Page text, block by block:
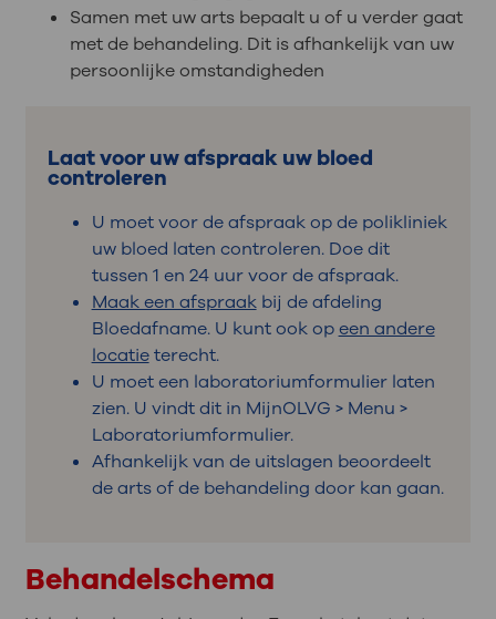
Samen met uw arts bepaalt u of u verder gaat
met de behandeling. Dit is afhankelijk van uw
persoonlijke omstandigheden
Laat voor uw afspraak uw bloed
controleren
U moet voor de afspraak op de polikliniek
uw bloed laten controleren. Doe dit
tussen 1 en 24 uur voor de afspraak.
Maak een afspraakbij de afdeling
Bloedafname. U kunt ook opeen andere
locatieterecht.
U moet een laboratoriumformulier laten
zien. U vindt dit in MijnOLVG > Menu >
Laboratoriumformulier.
Afhankelijk van de uitslagen beoordeelt
de arts of de behandeling door kan gaan.
Behandelschema